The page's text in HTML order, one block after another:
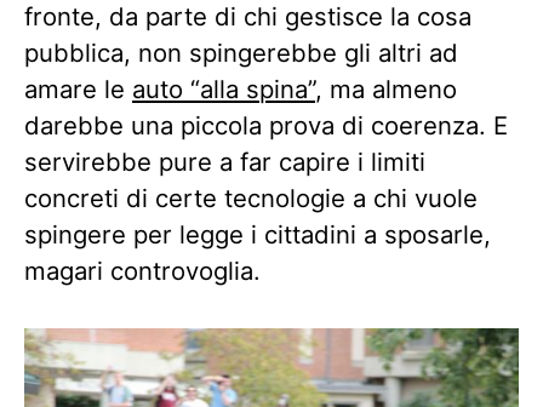
fronte, da parte di chi gestisce la cosa
pubblica, non spingerebbe gli altri ad
amare le auto “alla spina”, ma almeno
darebbe una piccola prova di coerenza. E
servirebbe pure a far capire i limiti
concreti di certe tecnologie a chi vuole
spingere per legge i cittadini a sposarle,
magari controvoglia.